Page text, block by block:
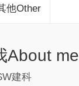
他Other
About me
建科